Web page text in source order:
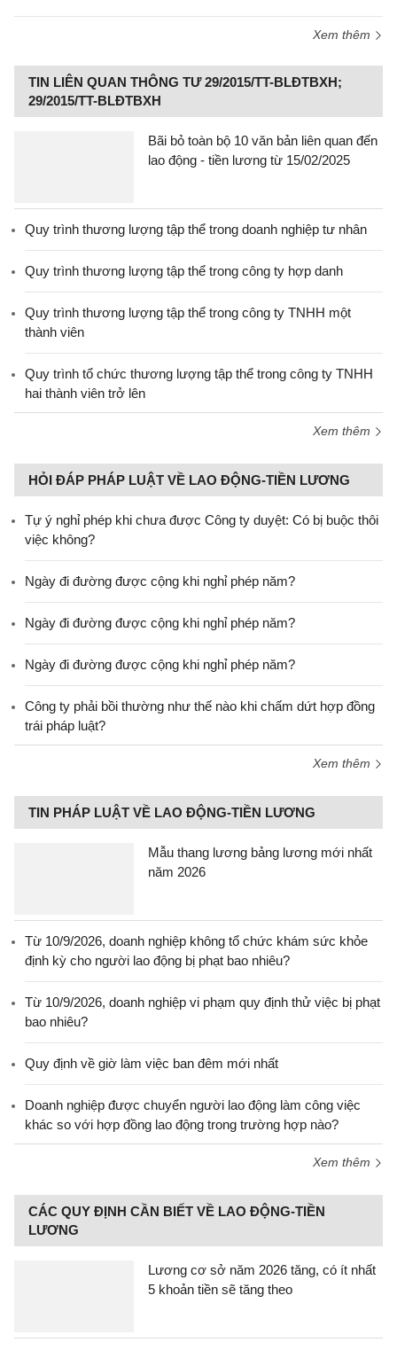
Xem thêm
TIN LIÊN QUAN THÔNG TƯ 29/2015/TT-BLĐTBXH;
29/2015/TT-BLĐTBXH
Bãi bỏ toàn bộ 10 văn bản liên quan đến
lao động - tiền lương từ 15/02/2025
Quy trình thương lượng tập thể trong doanh nghiệp tư nhân
Quy trình thương lượng tập thể trong công ty hợp danh
Quy trình thương lượng tập thể trong công ty TNHH một
thành viên
Quy trình tổ chức thương lượng tập thể trong công ty TNHH
hai thành viên trở lên
Xem thêm
HỎI ĐÁP PHÁP LUẬT VỀ LAO ĐỘNG-TIỀN LƯƠNG
Tự ý nghỉ phép khi chưa được Công ty duyệt: Có bị buộc thôi
việc không?
Ngày đi đường được cộng khi nghỉ phép năm?
Ngày đi đường được cộng khi nghỉ phép năm?
Ngày đi đường được cộng khi nghỉ phép năm?
Công ty phải bồi thường như thế nào khi chấm dứt hợp đồng
trái pháp luật?
Xem thêm
TIN PHÁP LUẬT VỀ LAO ĐỘNG-TIỀN LƯƠNG
Mẫu thang lương bảng lương mới nhất
năm 2026
Từ 10/9/2026, doanh nghiệp không tổ chức khám sức khỏe
định kỳ cho người lao động bị phạt bao nhiêu?
Từ 10/9/2026, doanh nghiệp vi phạm quy định thử việc bị phạt
bao nhiêu?
Quy định về giờ làm việc ban đêm mới nhất
Doanh nghiệp được chuyển người lao động làm công việc
khác so với hợp đồng lao động trong trường hợp nào?
Xem thêm
CÁC QUY ĐỊNH CẦN BIẾT VỀ LAO ĐỘNG-TIỀN
LƯƠNG
Lương cơ sở năm 2026 tăng, có ít nhất
5 khoản tiền sẽ tăng theo